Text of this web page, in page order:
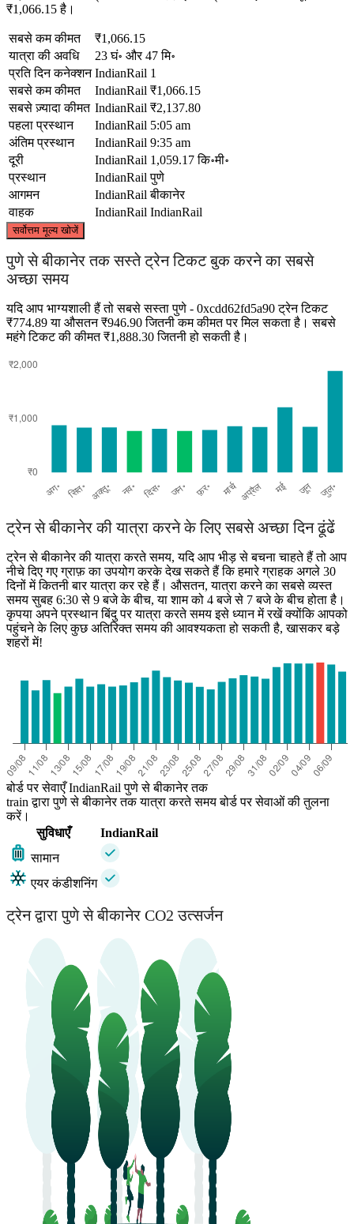
₹1,066.15 है।
सबसे कम कीमत
₹1,066.15
यात्रा की अवधि
23 घं॰ और 47 मि॰
प्रति दिन कनेक्शन IndianRail 1
सबसे कम कीमत
IndianRail ₹1,066.15
सबसे ज़्यादा कीमत IndianRail ₹2,137.80
पहला प्रस्थान
IndianRail 5:05 am
अंतिम प्रस्थान
IndianRail 9:35 am
दूरी
IndianRail 1,059.17 कि॰मी॰
प्रस्थान
IndianRail पुणे
आगमन
IndianRail बीकानेर
वाहक
IndianRail IndianRail
सर्वोत्तम मूल्य खोजें
Bikaner
©CARTO
पुणे से बीकानेर तक सस्ते ट्रेन टिकट बुक करने का सबसे
अच्छा समय
यदि आप भाग्यशाली हैं तो सबसे सस्ता पुणे - 0xcdd62fd5a90 ट्रेन टिकट
₹774.89 या औसतन ₹946.90 जितनी कम कीमत पर मिल सकता है। सबसे
महंगे टिकट की कीमत ₹1,888.30 जितनी हो सकती है।
ट्रेन से बीकानेर की यात्रा करने के लिए सबसे अच्छा दिन ढूंढें
ट्रेन से बीकानेर की यात्रा करते समय, यदि आप भीड़ से बचना चाहते हैं तो आप
नीचे दिए गए ग्राफ़ का उपयोग करके देख सकते हैं कि हमारे ग्राहक अगले 30
दिनों में कितनी बार यात्रा कर रहे हैं। औसतन, यात्रा करने का सबसे व्यस्त
समय सुबह 6:30 से 9 बजे के बीच, या शाम को 4 बजे से 7 बजे के बीच होता है।
कृपया अपने प्रस्थान बिंदु पर यात्रा करते समय इसे ध्यान में रखें क्योंकि आपको
पहुंचने के लिए कुछ अतिरिक्त समय की आवश्यकता हो सकती है, खासकर बड़े
शहरों में!
बोर्ड पर सेवाएँ IndianRail पुणे से बीकानेर तक
train द्वारा पुणे से बीकानेर तक यात्रा करते समय बोर्ड पर सेवाओं की तुलना
करें।
सुविधाएँ
IndianRail
सामान
एयर कंडीशनिंग
ट्रेन द्वारा पुणे से बीकानेर CO2 उत्सर्जन